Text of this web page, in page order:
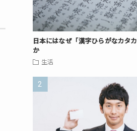
日本にはなぜ「漢字ひらがなカタ
か
生活